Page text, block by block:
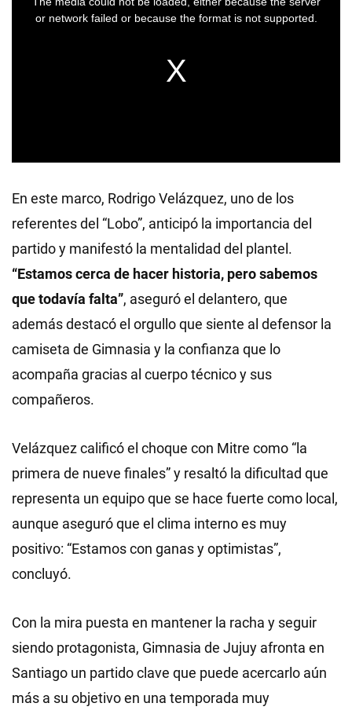
En este marco, Rodrigo Velázquez, uno de los
referentes del “Lobo”, anticipó la importancia del
partido y manifestó la mentalidad del plantel.
“Estamos cerca de hacer historia, pero sabemos
que todavía falta”, aseguró el delantero, que
además destacó el orgullo que siente al defensor la
camiseta de Gimnasia y la confianza que lo
acompaña gracias al cuerpo técnico y sus
compañeros.
Velázquez calificó el choque con Mitre como “la
primera de nueve finales” y resaltó la dificultad que
representa un equipo que se hace fuerte como local,
aunque aseguró que el clima interno es muy
positivo: “Estamos con ganas y optimistas”,
concluyó.
Con la mira puesta en mantener la racha y seguir
siendo protagonista, Gimnasia de Jujuy afronta en
Santiago un partido clave que puede acercarlo aún
más a su objetivo en una temporada muy